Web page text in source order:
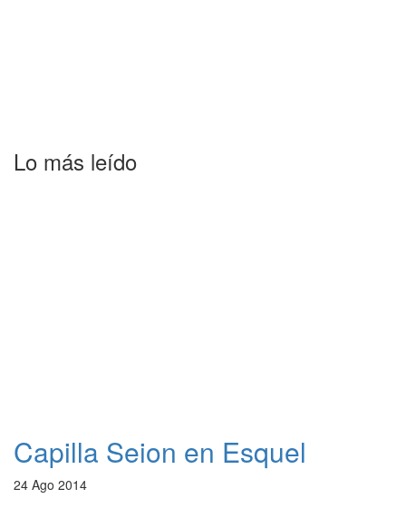
Lo más leído
Capilla Seion en Esquel
24 Ago 2014